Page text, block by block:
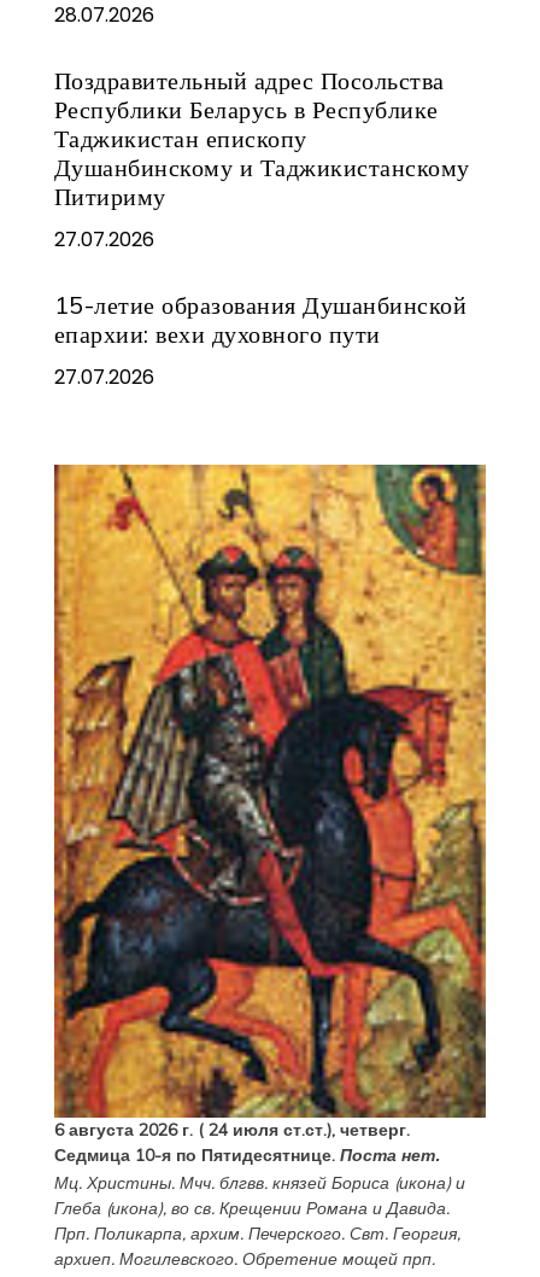
28.07.2026
Поздравительный адрес Посольства
Республики Беларусь в Республике
Таджикистан епископу
Душанбинскому и Таджикистанскому
Питириму
27.07.2026
15-летие образования Душанбинской
епархии: вехи духовного пути
27.07.2026
6 августа 2026 г. ( 24 июля ст.ст.), четверг.
Седмица 10-я по Пятидесятнице. Поста нет.
Мц. Христины. Мчч. блгвв. князей Бориса(икона) и
Глеба(икона), во св. Крещении Романа и Давида.
Прп. Поликарпа, архим. Печерского. Свт. Георгия,
архиеп. Могилевского. Обретение мощей прп.